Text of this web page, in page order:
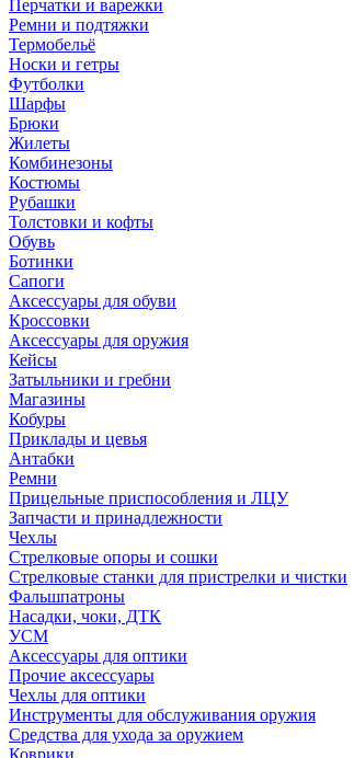
Перчатки и варежки
Ремни и подтяжки
Термобельё
Носки и гетры
Футболки
Шарфы
Брюки
Жилеты
Комбинезоны
Костюмы
Рубашки
Толстовки и кофты
Обувь
Ботинки
Сапоги
Аксессуары для обуви
Кроссовки
Аксессуары для оружия
Кейсы
Затыльники и гребни
Магазины
Кобуры
Приклады и цевья
Антабки
Ремни
Прицельные приспособления и ЛЦУ
Запчасти и принадлежности
Чехлы
Стрелковые опоры и сошки
Стрелковые станки для пристрелки и чистки
Фальшпатроны
Насадки, чоки, ДТК
УСМ
Аксессуары для оптики
Прочие аксессуары
Чехлы для оптики
Инструменты для обслуживания оружия
Средства для ухода за оружием
Коврики